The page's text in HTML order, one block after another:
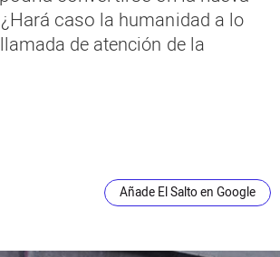
caso la humanidad a lo
de atención de la
Añade El Salto en Google